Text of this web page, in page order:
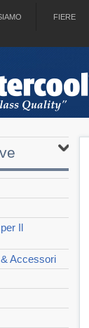
FIERE
Il
Accessori